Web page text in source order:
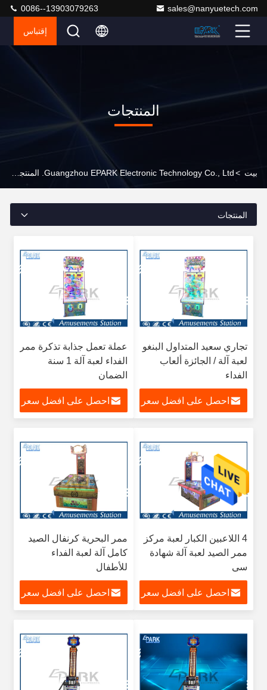
sales@nanyuetech.com
0086--13903079263
إقتباس
المنتجات
بيت >
المنتجات
تجاري سعيد المتداول البنغو
لعبة آلة / الجائزة ألعاب
الفداء
احصل على افضل سعر
عملة تعمل جذابة تذكرة ممر
الفداء لعبة آلة 1 سنة
الضمان
احصل على افضل سعر
4 اللاعبين الكبار لعبة مركز
ممر الصيد لعبة آلة شهادة
سي
احصل على افضل سعر
ممر البحرية كرنفال الصيد
كامل آلة لعبة الفداء
للأطفال
احصل على افضل سعر